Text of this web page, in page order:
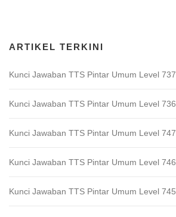
ARTIKEL TERKINI
Kunci Jawaban TTS Pintar Umum Level 737
Kunci Jawaban TTS Pintar Umum Level 736
Kunci Jawaban TTS Pintar Umum Level 747
Kunci Jawaban TTS Pintar Umum Level 746
Kunci Jawaban TTS Pintar Umum Level 745